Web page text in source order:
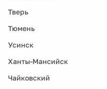
Тверь
Тюмень
Усинск
Ханты-Мансийск
Чайковский